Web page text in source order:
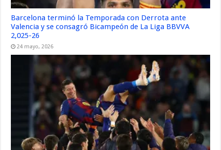
Barcelona terminó la Temporada con Derrota ante
Valencia y se consagró Bicampeón de La Liga BBVVA
2,025-26
24 mayo, 2026